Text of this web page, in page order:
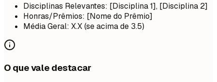
Disciplinas Relevantes: [Disciplina 1], [Disciplina 2]
Honras/Prêmios: [Nome do Prêmio]
Média Geral: X.X (se acima de 3.5)
O que vale destacar